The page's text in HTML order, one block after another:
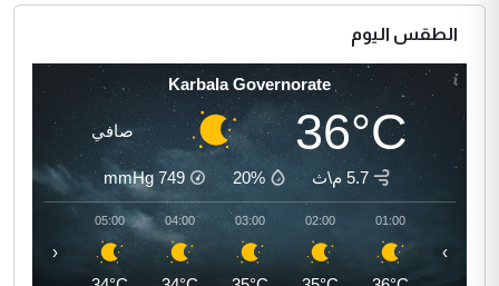
الطقس اليوم
Karbala Governorate
36°C صافي
5.7 م\ث 20%
749
mmHg
01:00
02:00
03:00
04:00
05:00
‹ ›